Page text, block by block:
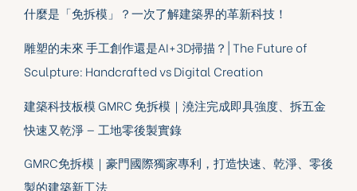
什麼是「免拆模」？一次了解建築界的革新科技！
雕塑的未來 手工創作還是AI+3D掃描？| The Future of
Sculpture: Handcrafted vs Digital Creation
建築科技板模 GMRC 免拆模｜澆注完成即具強度、拆五金
快速又乾淨 — 工地零後製實錄
GMRC免拆模｜豪門國際獨家專利，打造快速、乾淨、零後
製的建築新工法